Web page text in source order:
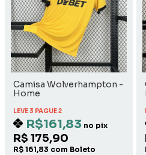
Camisa Wolverhampton -
Home
LEVE 3 PAGUE 2
R$161,83 no pix
R$ 175,90
R$ 161,83 com Boleto